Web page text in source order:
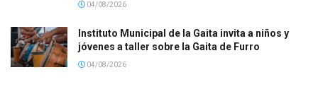
04/08/2026
Instituto Municipal de la Gaita invita a niños y
jóvenes a taller sobre la Gaita de Furro
04/08/2026